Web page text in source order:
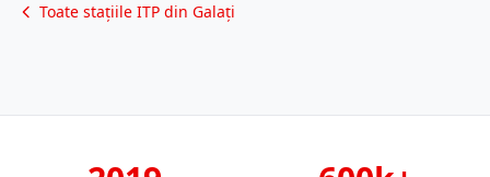
Toate stațiile ITP din Galați